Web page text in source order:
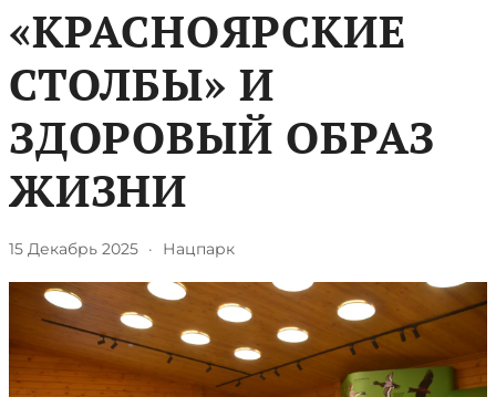
​«КРАСНОЯРСКИЕ
СТОЛБЫ» И
ЗДОРОВЫЙ ОБРАЗ
ЖИЗНИ
15 Декабрь 2025 · Нацпарк